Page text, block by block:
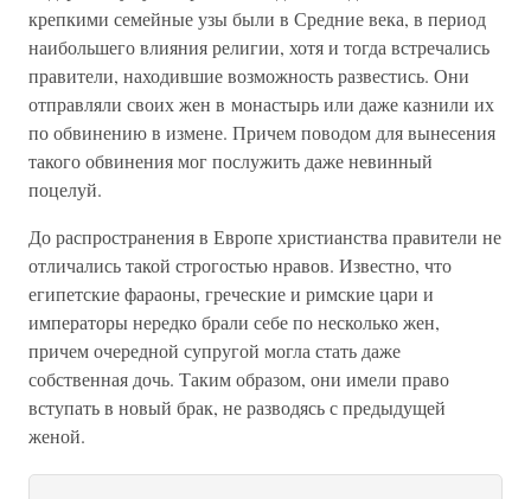
крепкими семейные узы были в Средние века, в период
наибольшего влияния религии, хотя и тогда встречались
правители, находившие возможность развестись. Они
отправляли своих жен в монастырь или даже казнили их
по обвинению в измене. Причем поводом для вынесения
такого обвинения мог послужить даже невинный
поцелуй.
До распространения в Европе христианства правители не
отличались такой строгостью нравов. Известно, что
египетские фараоны, греческие и римские цари и
императоры нередко брали себе по несколько жен,
причем очередной супругой могла стать даже
собственная дочь. Таким образом, они имели право
вступать в новый брак, не разводясь с предыдущей
женой.